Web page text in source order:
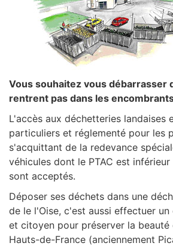
Vous souhaitez vous débarrasser
rentrent pas dans les
L'accès aux déchetteries landaises
particuliers et réglementé pour les
s'acquittant de la redevance
véhicules dont le PTAC est
sont acceptés.
Déposer ses déchets dans une
de le l'Oise, c'est aussi effectuer
et citoyen pour préserver la beauté
Hauts-de-France (anciennement